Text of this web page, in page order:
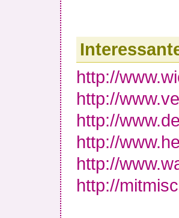
http://
http://
http://
http://
http://
http://